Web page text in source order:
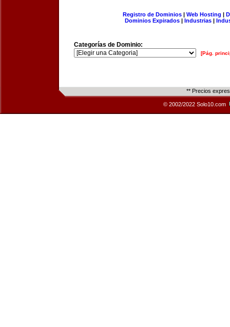
Registro de Dominios| Web Hosting |
Dominios Expirados | Industrias |
Categorías de Dominio:
[Pág.
** Precios
© 2002/2022 Solo10.com